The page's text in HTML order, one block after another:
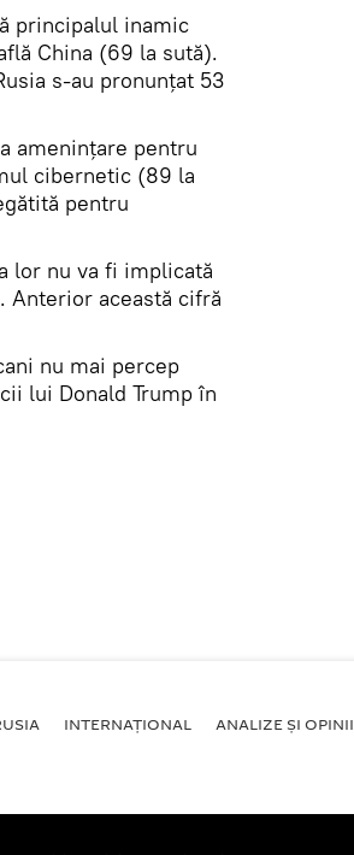
principalul inamic
China (69 la sută).
s-au pronunțat 53
amenințare pentru
cibernetic (89 la
pentru
lor nu va fi implicată
această cifră
nu mai percep
lui Donald Trump în
INTERNAŢIONAL ANALIZE ȘI OPINII